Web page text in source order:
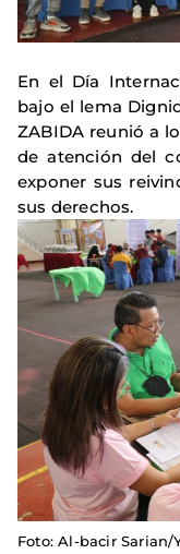
En el Día
bajo el lema
ZABIDA reunió a
de atención del
exponer sus
sus derechos.
Foto: Al-bacir Sarian/